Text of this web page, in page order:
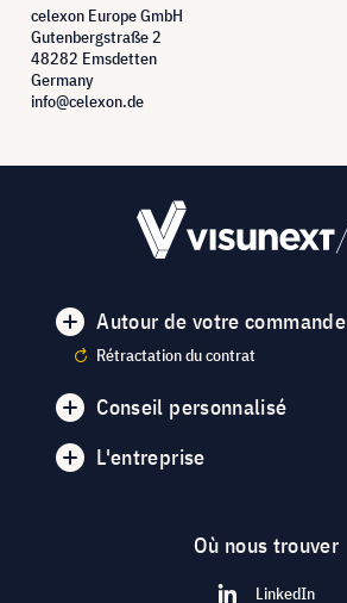
celexon Europe GmbH
Gutenbergstraße 2
48282 Emsdetten
Germany
info@celexon.de
Autour de votre commande
Rétractation du contrat
Conseil personnalisé
L'entreprise
Où nous trouver
LinkedIn